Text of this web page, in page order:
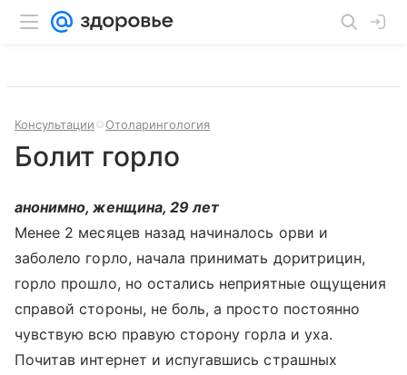
Консультации Отоларингология
Болит горло
анонимно, женщина, 29 лет
Менее 2 месяцев назад начиналось орви и
заболело горло, начала принимать доритрицин,
горло прошло, но остались неприятные ощущения
справой стороны, не боль, а просто постоянно
чувствую всю правую сторону горла и уха.
Почитав интернет и испугавшись страшных